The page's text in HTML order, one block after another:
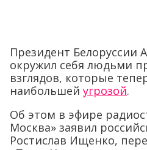
Президент Белоруссии
окружил себя людьми
взглядов, которые
наибольшей угрозой.
Об этом в эфире
Москва» заявил
Ростислав Ищенко,